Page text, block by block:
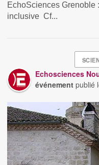
EchoSciences Grenoble
inclusive Cf...
Echosciences
événement publié